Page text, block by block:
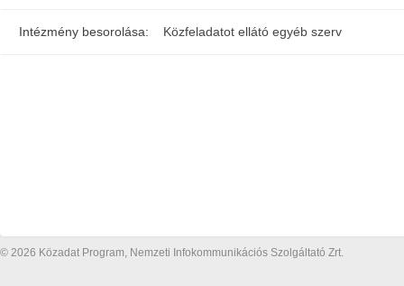
Intézmény besorolása: Közfeladatot ellátó egyéb szerv
© 2026 Közadat Program, Nemzeti Infokommunikációs Szolgáltató Zrt.